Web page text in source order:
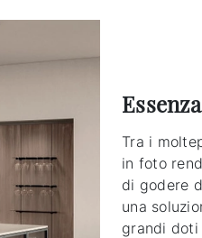
Tra i
in foto
di godere
una
grandi doti